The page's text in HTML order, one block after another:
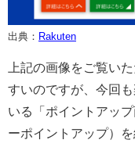
出典： Rakuten
上記の画像をご覧い
すいのですが、今回
いる「ポイントアッ
ーポイントアップ）